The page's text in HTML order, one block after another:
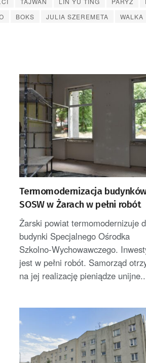
BOKS JULIA SZEREMETA WALKA
Termomodernizacja
SOSW w Żarach w pełni robót
Żarski powiat termomodernizuje
budynki Specjalnego Ośrodka
Szkolno-Wychowawczego.
jest w pełni robót. Samorząd
na jej realizację pieniądze